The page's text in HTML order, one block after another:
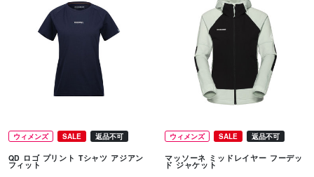
ウィメンズ SALE 返品不可
QD ロゴ プリント Tシャツ アジアン
フィット
ウィメンズ SALE 返品不可
マッソーネ ミッドレイヤー フーデッ
ド ジャケット